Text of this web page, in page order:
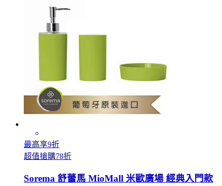
最高享9折
超值搶購78折
Sorema 舒蕾馬 MioMall 米歐廣場 經典入門款